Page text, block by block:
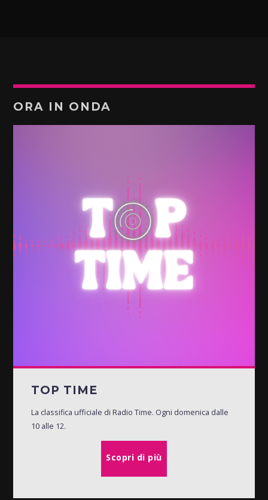
ORA IN ONDA
TOP TIME
La classifica ufficiale di Radio Time. Ogni domenica dalle
10 alle 12.
Scopri di più